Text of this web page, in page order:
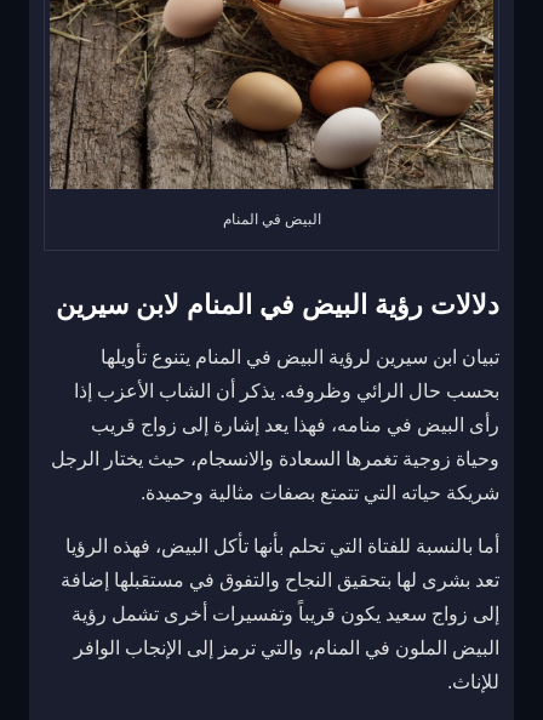
البيض في المنام
دلالات رؤية البيض في المنام لابن سيرين
تبيان ابن سيرين لرؤية البيض في المنام يتنوع تأويلها
بحسب حال الرائي وظروفه. يذكر أن الشاب الأعزب إذا
رأى البيض في منامه، فهذا يعد إشارة إلى زواج قريب
وحياة زوجية تغمرها السعادة والانسجام، حيث يختار الرجل
شريكة حياته التي تتمتع بصفات مثالية وحميدة.
أما بالنسبة للفتاة التي تحلم بأنها تأكل البيض، فهذه الرؤيا
تعد بشرى لها بتحقيق النجاح والتفوق في مستقبلها إضافة
إلى زواج سعيد يكون قريباً وتفسيرات أخرى تشمل رؤية
البيض الملون في المنام، والتي ترمز إلى الإنجاب الوافر
للإناث.